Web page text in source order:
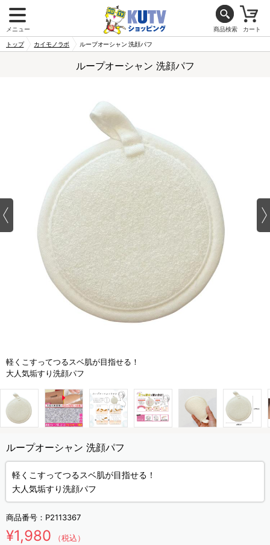
メニュー 商品検索 カート
トップ カイモノラボ ループオーシャン 洗顔パフ
ループオーシャン 洗顔パフ
軽くこすってつるスベ肌が目指せる！
大人気垢すり洗顔パフ
ループオーシャン 洗顔パフ
軽くこすってつるスベ肌が目指せる！
大人気垢すり洗顔パフ
商品番号： P2113367
¥1,980 （税込）